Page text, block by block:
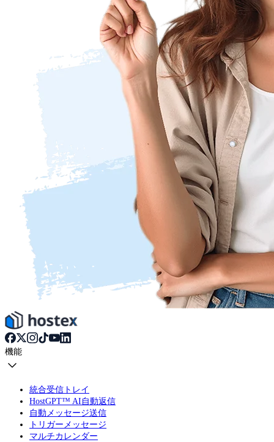
機能
統合受信トレイ
HostGPT™ AI自動返信
自動メッセージ送信
トリガーメッセージ
マルチカレンダー